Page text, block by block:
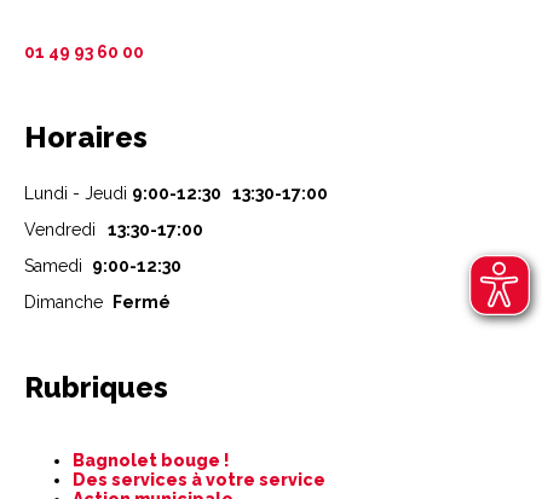
01 49 93 60 00
Horaires
Lundi - Jeudi 9:00-12:30 13:30-17:00
Vendredi
13:30-17:00
Samedi 9:00-12:30
Dimanche
Fermé
Rubriques
contenu
Bagnolet bouge !
Des services à votre service